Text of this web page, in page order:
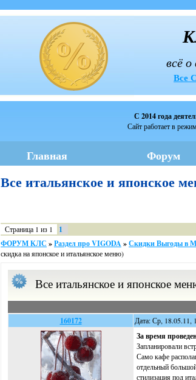
всё
Все
С 2014 года
Сайт работает в
Главная Форум
Все итальянское и японское
Страница 1 из 1
1
ФОРУМ КЛС »Раздел про VIGODA »Скидки Выгоды в
скидка на японское и итальянское меню)
Все итальянское и японское
160172 Дата: Ср, 18.05.11,
За время
Запланировали
Само кафе
отдельный
стилизация под